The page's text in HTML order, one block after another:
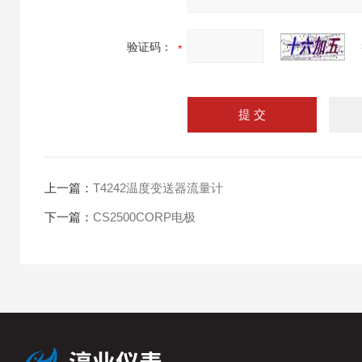
验证码：
上一篇： T4242温度变送器流量计
下一篇： CS2500CORP电极